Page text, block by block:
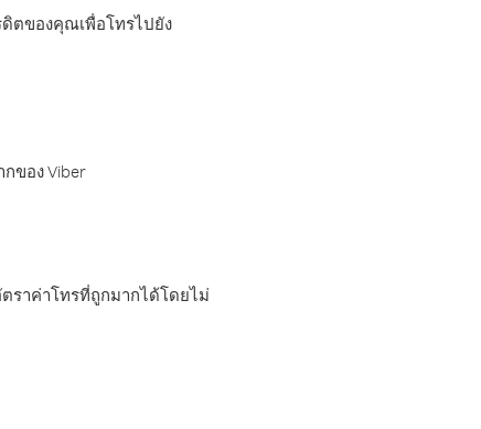
ดิตของคุณเพื่อโทรไปยัง
ของ Viber
ราค่าโทรที่ถูกมากได้โดยไม่